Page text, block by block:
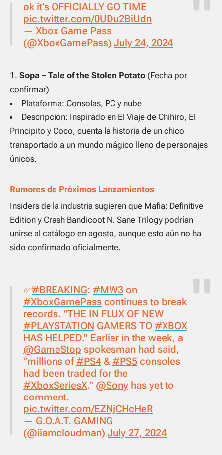
ok it’s OFFICIALLY GO TIME
pic.twitter.com/0UDu2BiUdn
— Xbox Game Pass
(@XboxGamePass) July 24, 2024
Sopa – Tale of the Stolen Potato (Fecha por
confirmar)
Plataforma: Consolas, PC y nube
Descripción: Inspirado en El Viaje de Chihiro, El
Principito y Coco, cuenta la historia de un chico
transportado a un mundo mágico lleno de personajes
únicos.
Rumores de Próximos Lanzamientos
Insiders de la industria sugieren que Mafia: Definitive
Edition y Crash Bandicoot N. Sane Trilogy podrían
unirse al catálogo en agosto, aunque esto aún no ha
sido confirmado oficialmente.
✅️#BREAKING: #MW3 on
#XboxGamePass continues to break
records. "THE IN FLUX OF NEW
#PLAYSTATION GAMERS TO #XBOX
HAS HELPED." Earlier in the week, a
@GameStop spokesman had said,
"millions of#PS4 & #PS5 consoles
had been traded for the
#XboxSeriesX." @Sony has yet to
comment.
pic.twitter.com/EZNjCHcHeR
— G.O.A.T. GAMING
(@iiamcloudman) July 27, 2024